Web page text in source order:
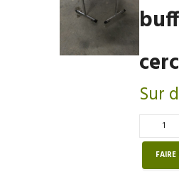
Sur
Quantité
de
Table
buffet